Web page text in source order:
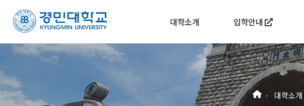
대학소개 입학안내
대학소개